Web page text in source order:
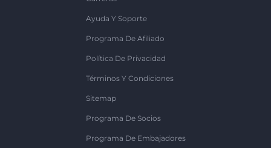
Ayuda Y Soporte
Programa De Afiliado
Política De Privacidad
Términos Y Condiciones
Sitemap
Programa De Socios
Programa De Embajadores